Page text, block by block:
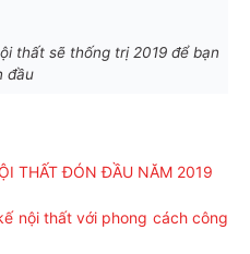
thất sẽ thống trị 2019 để bạn
đầu
THẤT ĐÓN ĐẦU NĂM 2019
nội thất với phong cách công